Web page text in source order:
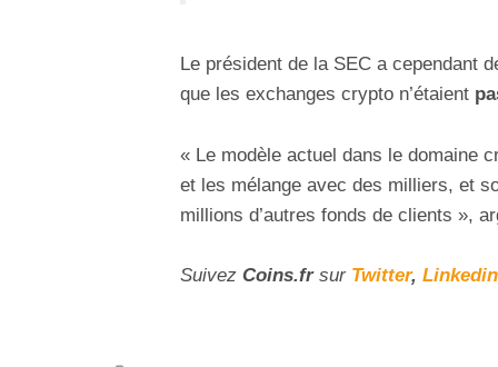
Le président de la SEC a cependant
que les exchanges crypto n’étaient
« Le modèle actuel dans le domaine
et les mélange avec des milliers, et
millions d’autres fonds de clients »,
Suivez Coins.fr sur Twitter, Linkedin